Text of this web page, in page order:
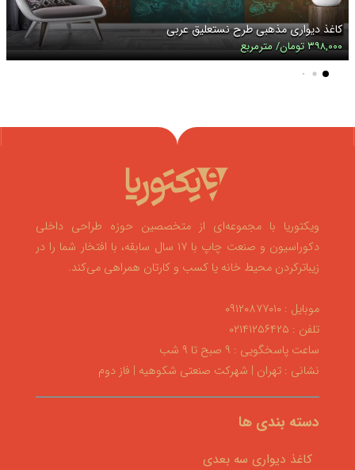
کاغذ دیواری مذهبی طرح نستعلیق عربی
۳۹۸,۰۰۰ تومان/ مترمربع
ویکتوریا با مجموعه‌ای از متخصصین حوزه طراحی داخلی
دکوراسیون و صنعت چاپ با ۱۷ سال سابقه، با افتخار شما را در
زیباترکردن محیط خانه یا کسب و کارتان همراهی می‌کند.
موبایل : ۰۹۱۲۰۸۷۷۰۱۰
تلفن : ۰۲۱۴۱۲۵۶۴۲۵
ساعت پاسخگویی : ۹ صبح تا ۹ شب
نشانی : تهران | شهرکت صنعتی شکوهیه | فاز دوم
دسته بندی ها
کاغذ دیواری سه بعدی